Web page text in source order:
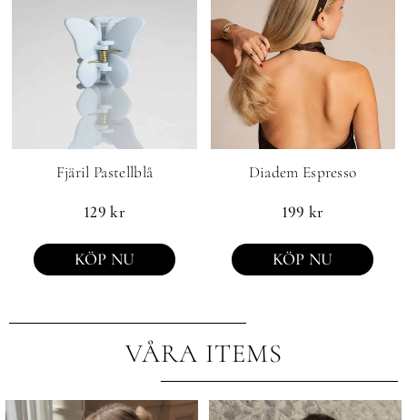
Fjäril Pastellblå
129kr
KÖP NU
Diadem Espresso
199 kr
KÖP NU
VÅRA ITEMS